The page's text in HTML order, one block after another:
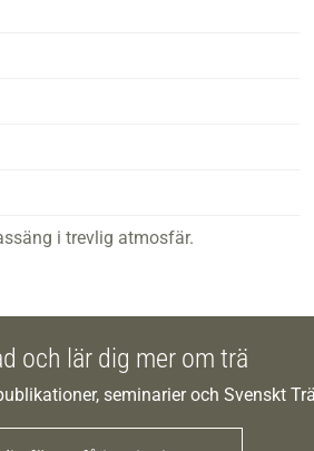
i trevlig atmosfär.
och lär dig mer om trä
seminarier och Svenskt